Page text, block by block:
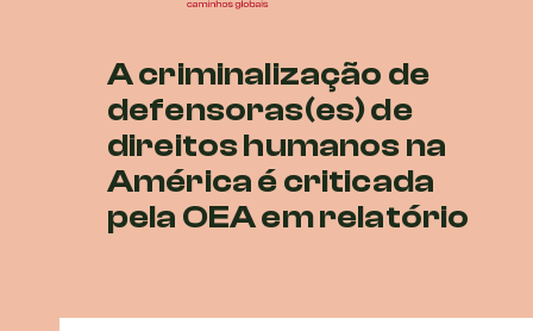
A criminalização de
defensoras(es) de
direitos humanos na
América é criticada
pela OEA em relatório